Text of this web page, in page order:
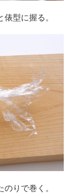
型に握る。
りで巻く。